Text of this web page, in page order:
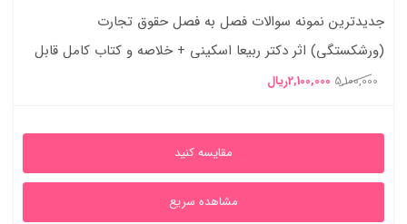
جدیدترین نمونه سوالات فصل به فصل حقوق تجارت
(ورشکستگی) اثر دکتر ربیعا اسکینی + خلاصه و کتاب کامل قابل
سرچ
5,100,000 قیمت
5,100,000ریال
2,100,000ریال
2,100,000ریال
مقایسه کنید
مشاهده سریع